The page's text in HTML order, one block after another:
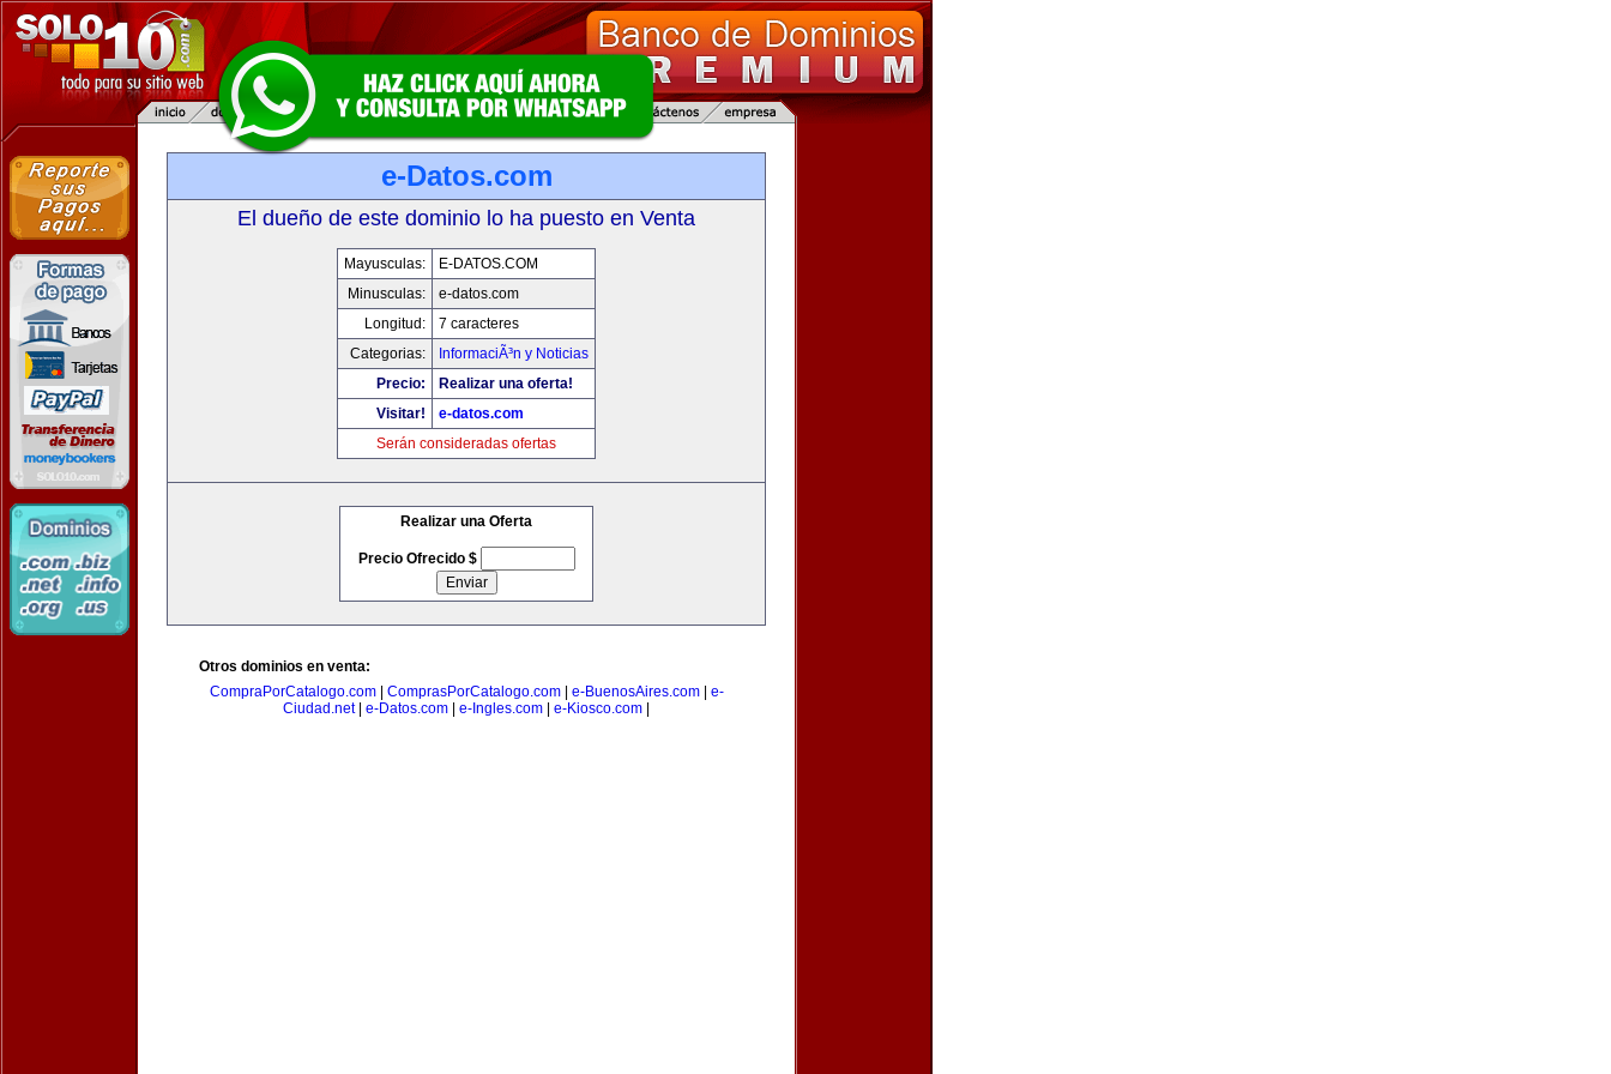
e-Datos.com
El dueño de este dominio lo ha puesto en Venta
Mayusculas:
E-DATOS.COM
Minusculas:
e-datos.com
Longitud:
7 caracteres
Categorias:
InformaciÃ³n y Noticias
Precio:
Realizar una oferta!
Visitar!
e-datos.com
Serán consideradas ofertas
Realizar una Oferta
Precio Ofrecido $
Otros dominios en venta:
CompraPorCatalogo.com| ComprasPorCatalogo.com| e-BuenosAires.com| e-
Ciudad.net| e-Datos.com e-Ingles.com e-Kiosco.com